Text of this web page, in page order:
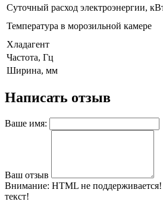
Суточный расход электроэнергии,
Температура в морозильной камере
Хладагент
Частота, Гц
Ширина, мм
Написать отзыв
Ваше имя:
Ваш отзыв
Внимание: HTML не
текст!